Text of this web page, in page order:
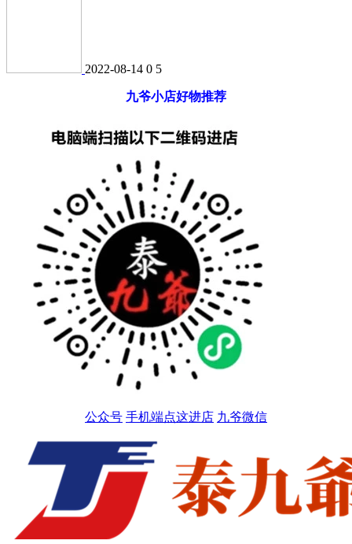
2022-08-14 0 5
九爷小店好物推荐
公众号 手机端点这进店 九爷微信